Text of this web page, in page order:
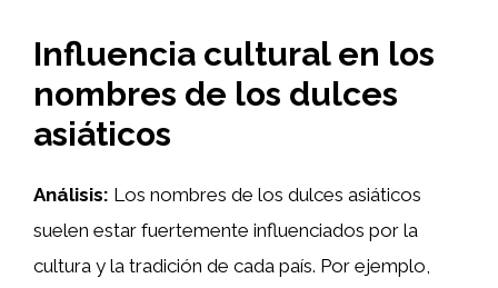
Influencia cultural en los
nombres de los dulces
asiáticos
Análisis: Los nombres de los dulces asiáticos
suelen estar fuertemente influenciados por la
cultura y la tradición de cada país. Por ejemplo,